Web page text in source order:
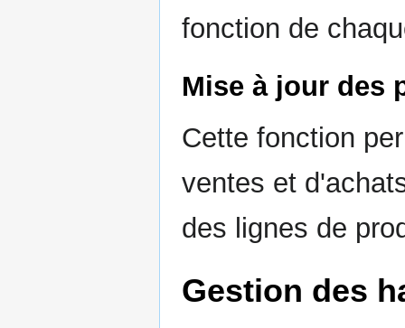
fonction de
Mise à jour des
Cette fonction
ventes et
des lignes de
Gestion des